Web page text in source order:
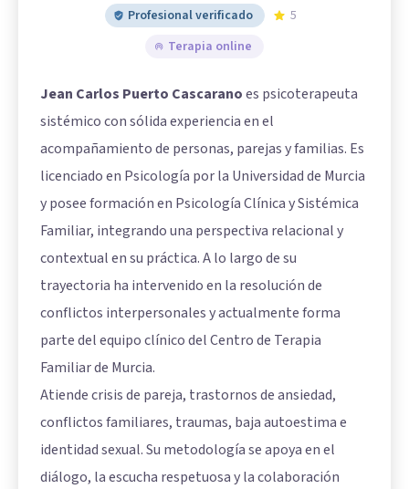
Profesional verificado
5
Terapia online
Jean Carlos Puerto Cascaranoes psicoterapeuta
sistémico con sólida experiencia en el
acompañamiento de personas, parejas y familias. Es
licenciado en Psicología por la Universidad de Murcia
y posee formación en Psicología Clínica y Sistémica
Familiar, integrando una perspectiva relacional y
contextual en su práctica. A lo largo de su
trayectoria ha intervenido en la resolución de
conflictos interpersonales y actualmente forma
parte del equipo clínico del Centro de Terapia
Familiar de Murcia.
Atiende crisis de pareja, trastornos de ansiedad,
conflictos familiares, traumas, baja autoestima e
identidad sexual. Su metodología se apoya en el
diálogo, la escucha respetuosa y la colaboración